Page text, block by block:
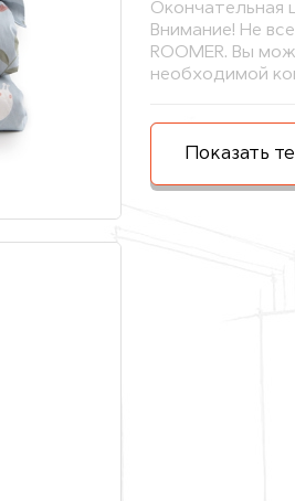
Окончательная
Внимание! Не
ROOMER. Вы
необходимой
Показать